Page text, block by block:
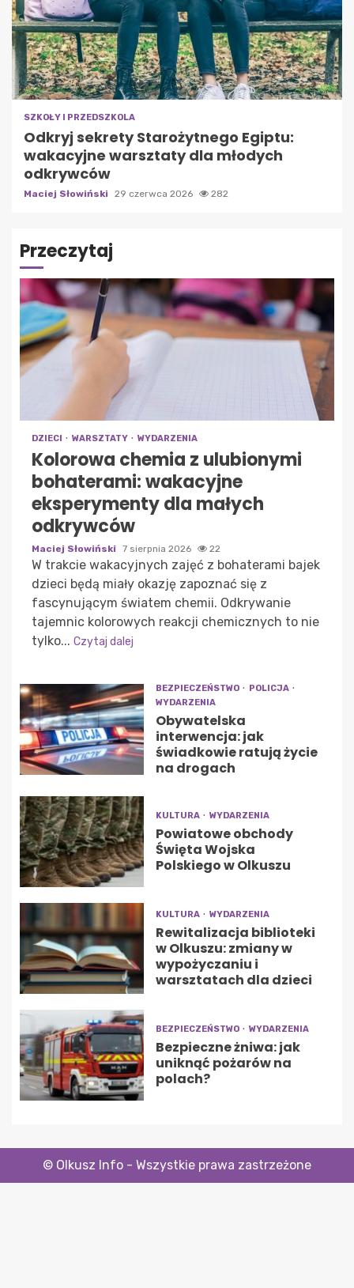
SZKOŁY I PRZEDSZKOLA
Odkryj sekrety Starożytnego Egiptu:
wakacyjne warsztaty dla młodych
odkrywców
Maciej Słowiński 29 czerwca 2026 282
Przeczytaj
DZIECI WARSZTATY WYDARZENIA
Kolorowa chemia z ulubionymi
bohaterami: wakacyjne
eksperymenty dla małych
odkrywców
Maciej Słowiński 7 sierpnia 2026 22
W trakcie wakacyjnych zajęć z bohaterami bajek
dzieci będą miały okazję zapoznać się z
fascynującym światem chemii. Odkrywanie
tajemnic kolorowych reakcji chemicznych to nie
tylko... Czytaj dalej
BEZPIECZEŃSTWO
POLICJA
WYDARZENIA
Obywatelska
interwencja: jak
świadkowie ratują życie
na drogach
KULTURA WYDARZENIA
Powiatowe obchody
Święta Wojska
Polskiego w Olkuszu
KULTURA WYDARZENIA
Rewitalizacja biblioteki
w Olkuszu: zmiany w
wypożyczaniu i
warsztatach dla dzieci
BEZPIECZEŃSTWO WYDARZENIA
Bezpieczne żniwa: jak
uniknąć pożarów na
polach?
© Olkusz Info - Wszystkie prawa zastrzeżone